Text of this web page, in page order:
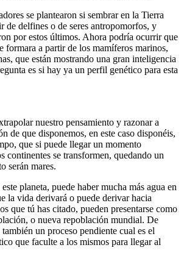
se plantearon si sembrar en la Tierra
de delfines o de seres antropomorfos, y
por estos últimos. Ahora podría ocurrir que
formara a partir de los mamíferos marinos,
que están mostrando una gran inteligencia
es si hay ya un perfil genético para esta
nuestro pensamiento y razonar a
de que disponemos, en este caso disponéis,
que si puede llegar un momento
continentes se transformen, quedando un
serán mares.
planeta, puede haber mucha más agua en
la vida derivará o puede derivar hacia
que tú has citado, pueden presentarse como
o nueva repoblación mundial. De
un proceso pendiente cual es el
que faculte a los mismos para llegar al